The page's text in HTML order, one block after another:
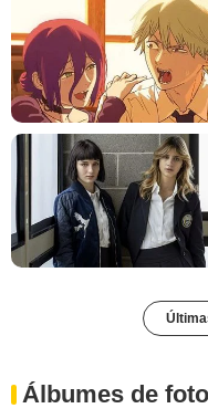
Álbumes de